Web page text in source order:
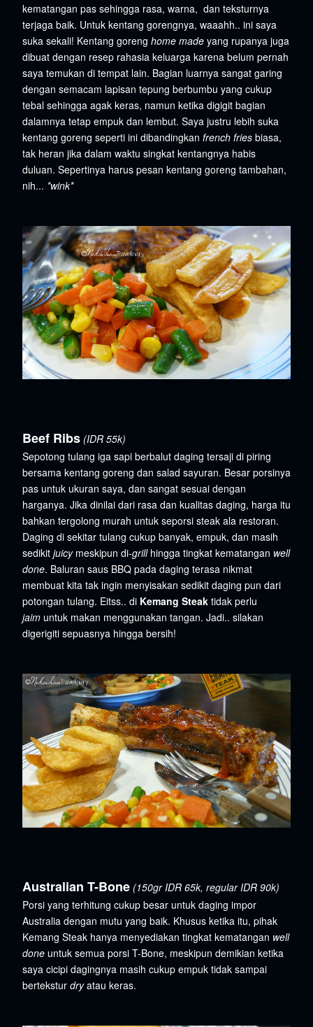
kematangan pas sehingga rasa, warna, dan teksturnya
terjaga baik. Untuk kentang gorengnya, waaahh.. ini saya
suka sekali! Kentang goreng home made yang rupanya juga
dibuat dengan resep rahasia keluarga karena belum pernah
saya temukan di tempat lain. Bagian luarnya sangat garing
dengan semacam lapisan tepung berbumbu yang cukup
tebal sehingga agak keras, namun ketika digigit bagian
dalamnya tetap empuk dan lembut. Saya justru lebih suka
kentang goreng seperti ini dibandingkan french fries biasa,
tak heran jika dalam waktu singkat kentangnya habis
duluan. Sepertinya harus pesan kentang goreng tambahan,
nih... *wink*
Beef Ribs (IDR 55k)
Sepotong tulang iga sapi berbalut daging tersaji di piring
bersama kentang goreng dan salad sayuran. Besar porsinya
pas untuk ukuran saya, dan sangat sesuai dengan
harganya. Jika dinilai dari rasa dan kualitas daging, harga itu
bahkan tergolong murah untuk seporsi steak ala restoran.
Daging di sekitar tulang cukup banyak, empuk, dan masih
sedikit juicymeskipun di-grillhingga tingkat kematangan well
done. Baluran saus BBQ pada daging terasa nikmat
membuat kita tak ingin menyisakan sedikit daging pun dari
potongan tulang. Eitss.. di Kemang Steak tidak perlu
jaim untuk makan menggunakan tangan. Jadi.. silakan
digerigiti sepuasnya hingga bersih!
Australian T-Bone (150gr IDR 65k, regular IDR 90k)
Porsi yang terhitung cukup besar untuk daging impor
Australia dengan mutu yang baik. Khusus ketika itu, pihak
Kemang Steak hanya menyediakan tingkat kematangan well
done untuk semua porsi T-Bone, meskipun demikian ketika
saya cicipi dagingnya masih cukup empuk tidak sampai
bertekstur dryatau keras.